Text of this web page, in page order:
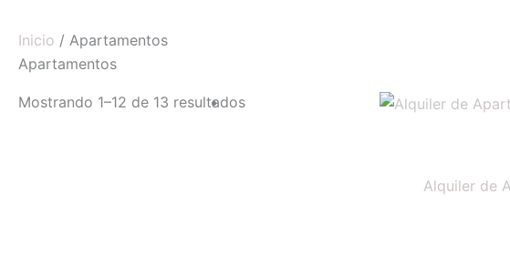
Inicio / Apartamentos
Apartamentos
Mostrando 1–12 de 13 resultados
Alquiler de